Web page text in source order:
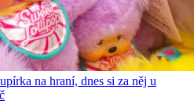
na hraní, dnes si za něj u